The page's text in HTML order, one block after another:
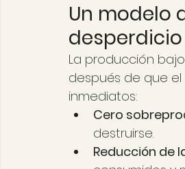
Un modelo
La producción
después de que
inmediatos:
Cero
destruirse.
Reducción de